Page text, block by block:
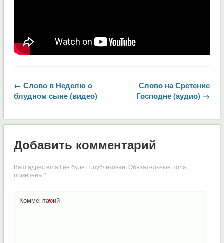
← Слово в Неделю о
блудном сыне (видео)
Слово на Сретение
Господне (аудио) →
Добавить комментарий
Ваш адрес email не будет опубликован. Обязательные поля
помечены *
Комментарий
*